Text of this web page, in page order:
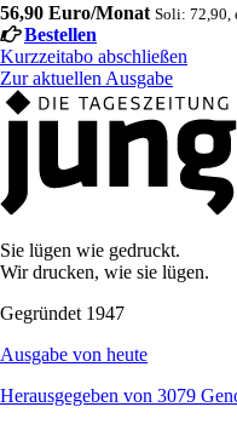
56,90 Euro/Monat Soli: 72,90,
Bestellen
Kurzzeitabo abschließen
Zur aktuellen Ausgabe
Sie lügen wie gedruckt.
Wir drucken, wie sie lügen.
Gegründet 1947
Ausgabe von heute
Herausgegeben von 3079